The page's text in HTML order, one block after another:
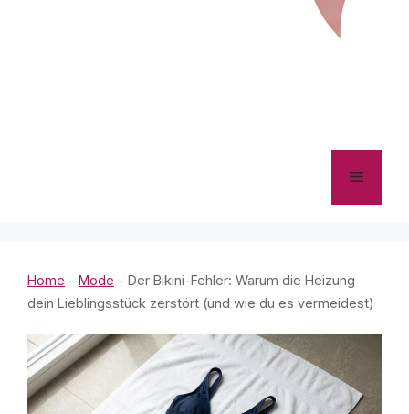
Menü
Home - Mode - Der Bikini-Fehler: Warum die Heizung
dein Lieblingsstück zerstört (und wie du es vermeidest)